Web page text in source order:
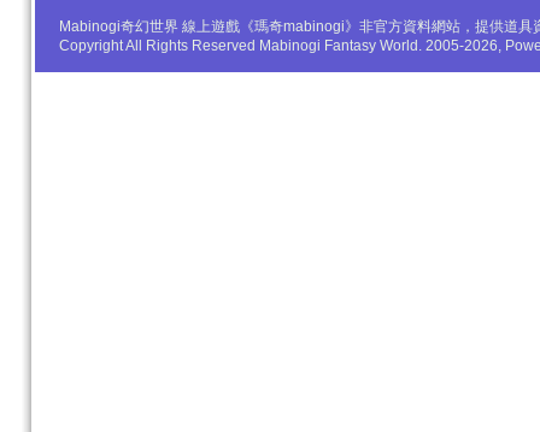
Mabinogi奇幻世界 線上遊戲《瑪奇mabinogi》非官方資料網站，提供道
Copyright All Rights Reserved Mabinogi Fantasy World. 2005-2026,